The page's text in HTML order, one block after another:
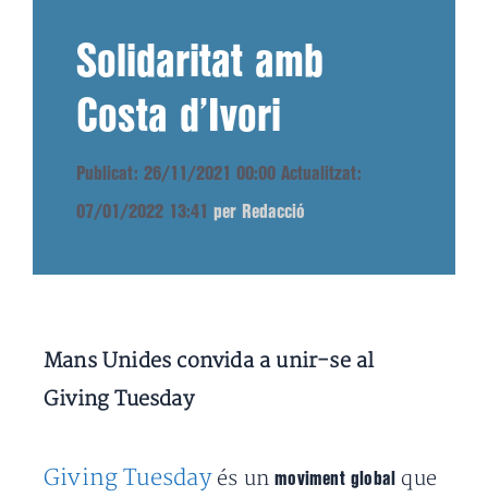
Solidaritat amb
Costa d’Ivori
Publicat: 26/11/2021 00:00 Actualitzat:
07/01/2022 13:41 per Redacció
Mans Unides convida a unir-se al
Giving Tuesday
Giving Tuesdayés unmoviment global
que